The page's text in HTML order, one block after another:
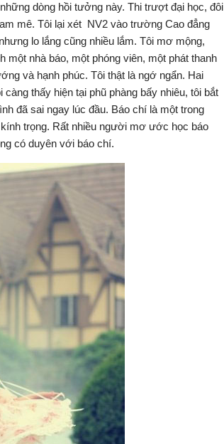
dòng hồi tưởng này. Thi trượt đại học, đôi
mê. Tôi lại xét NV2 vào trường Cao đẳng
lo lắng cũng nhiều lắm. Tôi mơ mộng,
nhà báo, một phóng viên, một phát thanh
và hạnh phúc. Tôi thật là ngớ ngẩn. Hai
thấy hiện tại phũ phàng bấy nhiêu, tôi bắt
đã sai ngay lúc đầu. Báo chí là một trong
trọng. Rất nhiều người mơ ước học báo
có duyên với báo chí.